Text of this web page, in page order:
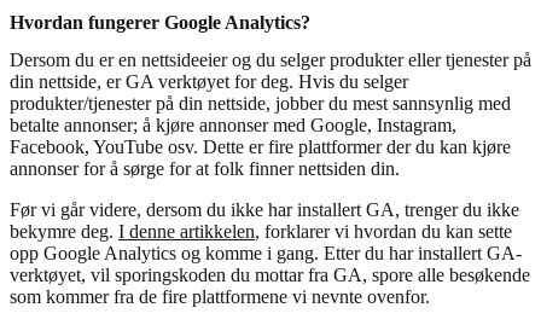
Hvordan fungerer Google Analytics?
Dersom du er en nettsideeier og du selger produkter eller tjenester på
din nettside, er GA verktøyet for deg. Hvis du selger
produkter/tjenester på din nettside, jobber du mest sannsynlig med
betalte annonser; å kjøre annonser med Google, Instagram,
Facebook, YouTube osv. Dette er fire plattformer der du kan kjøre
annonser for å sørge for at folk finner nettsiden din.
Før vi går videre, dersom du ikke har installert GA, trenger du ikke
bekymre deg. I denne artikkelen, forklarer vi hvordan du kan sette
opp Google Analytics og komme i gang. Etter du har installert GA-
verktøyet, vil sporingskoden du mottar fra GA, spore alle besøkende
som kommer fra de fire plattformene vi nevnte ovenfor.